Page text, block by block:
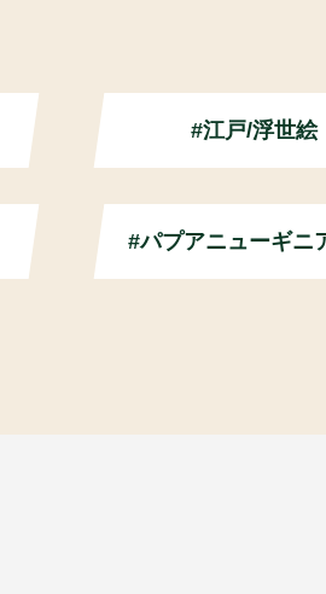
#江戸/浮世絵
#パプアニューギニ